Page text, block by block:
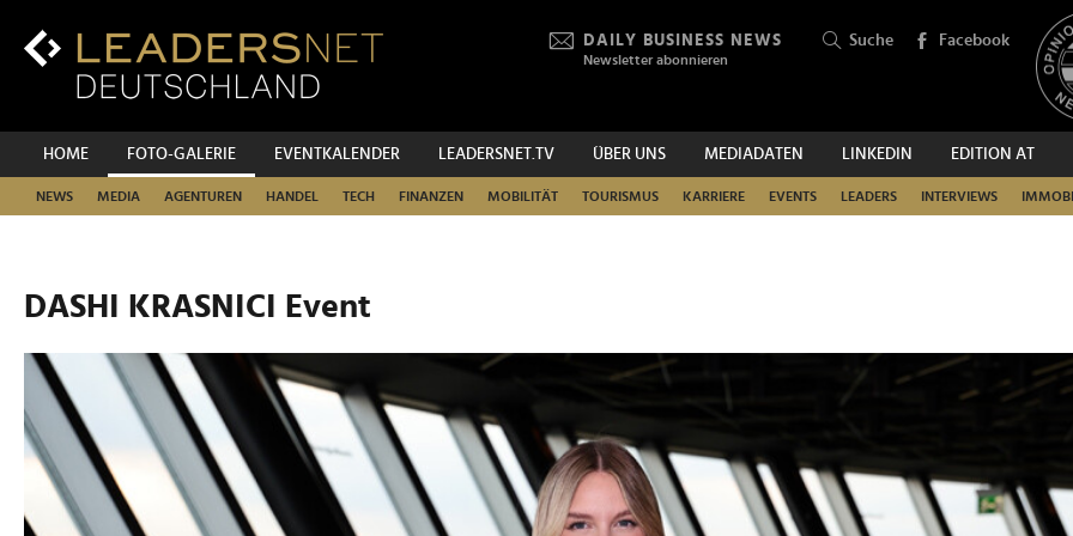
Inhalt
Hauptnavigation
DAILY BUSINESS NEWS
Newsletter abonnieren
Suche Facebook
HOME FOTO-GALERIE EVENTKALENDER LEADERSNET.TV ÜBER UNS MEDIADATEN LINKEDIN EDITION AT
NEWS MEDIA AGENTUREN HANDEL TECH FINANZEN MOBILITÄT TOURISMUS KARRIERE EVENTS LEADERS INTERVIEWS
SUCHEN
DASHI KRASNICI Event